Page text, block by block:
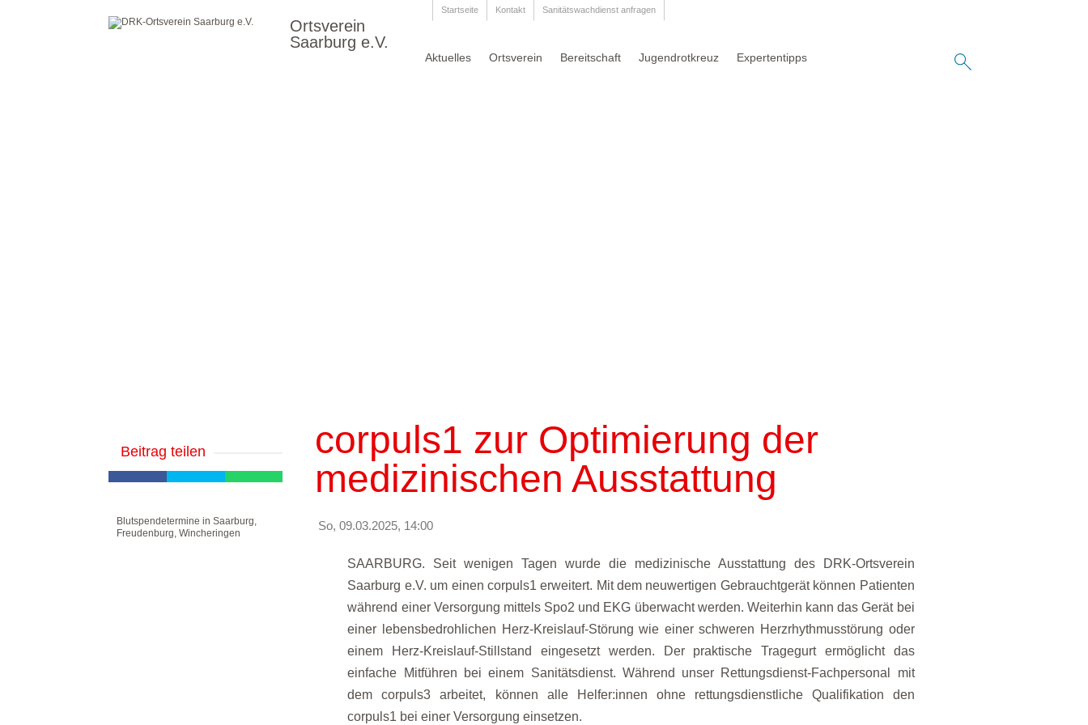
Ortsverein
Saarburg e.V.
Startseite Kontakt Sanitätswachdienst anfragen
Aktuelles Ortsverein Bereitschaft Jugendrotkreuz Expertentipps
corpuls1 zur Optimierung der
medizinischen Ausstattung
So, 09.03.2025, 14:00
SAARBURG. Seit wenigen Tagen wurde die medizinische Ausstattung des DRK-Ortsverein
Saarburg e.V. um einen corpuls1 erweitert. Mit dem neuwertigen Gebrauchtgerät können Patienten
während einer Versorgung mittels Spo2 und EKG überwacht werden. Weiterhin kann das Gerät bei
einer lebensbedrohlichen Herz-Kreislauf-Störung wie einer schweren Herzrhythmusstörung oder
einem Herz-Kreislauf-Stillstand eingesetzt werden. Der praktische Tragegurt ermöglicht das
einfache Mitführen bei einem Sanitätsdienst. Während unser Rettungsdienst-Fachpersonal mit
dem corpuls3 arbeitet, können alle Helfer:innen ohne rettungsdienstliche Qualifikation den
corpuls1 bei einer Versorgung einsetzen.
Beitrag teilen
Blutspendetermine in Saarburg,
Freudenburg, Wincheringen